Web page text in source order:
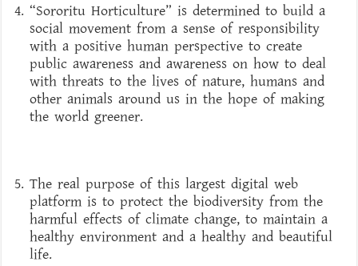
“Sororitu Horticulture” is determined to build a
social movement from a sense of responsibility
with a positive human perspective to create
public awareness and awareness on how to deal
with threats to the lives of nature, humans and
other animals around us in the hope of making
the world greener.
The real purpose of this largest digital web
platform is to protect the biodiversity from the
harmful effects of climate change, to maintain a
healthy environment and a healthy and beautiful
life.